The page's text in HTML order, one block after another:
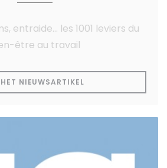
entraide... les 1001 leviers du
être au travail
NIEUWSARTIKEL